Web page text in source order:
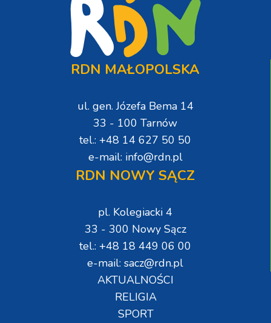
RDN MAŁOPOLSKA
ul. gen. Józefa Bema 14
33 - 100 Tarnów
tel.: +48 14 627 50 50
e-mail: info@rdn.pl
RDN NOWY SĄCZ
pl. Kolegiacki 4
33 - 300 Nowy Sącz
tel.: +48 18 449 06 00
e-mail: sacz@rdn.pl
AKTUALNOŚCI
RELIGIA
SPORT